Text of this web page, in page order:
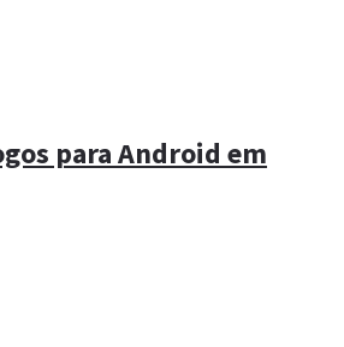
para Android em